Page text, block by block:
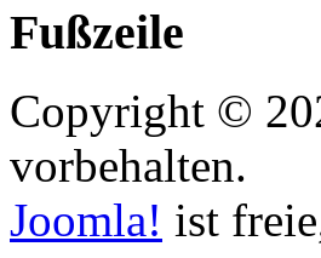
Fußzeile
Copyright ©
vorbehalten.
Joomla! ist